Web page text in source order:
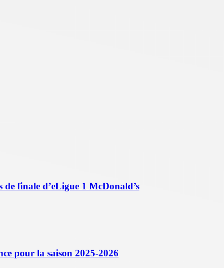
finale d’eLigue 1 McDonald’s
pour la saison 2025-2026